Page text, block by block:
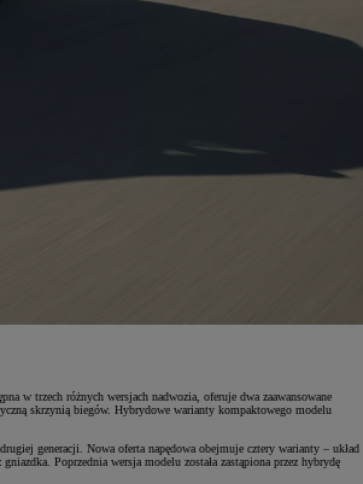
w trzech różnych wersjach nadwozia, oferuje dwa zaawansowane
skrzynią biegów. Hybrydowe warianty kompaktowego modelu
generacji. Nowa oferta napędowa obejmuje cztery warianty – układ
Poprzednia wersja modelu została zastąpiona przez hybrydę